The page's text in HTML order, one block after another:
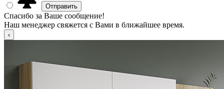
Спасибо за Ваше сообщение!
Наш менеджер свяжется с Вами в ближайшее время.